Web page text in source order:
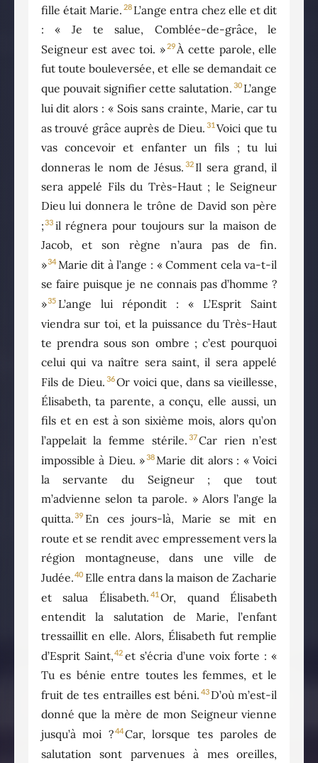
fille était Marie. 28 L’ange entra chez elle et dit
: « Je te salue, Comblée-de-grâce, le
Seigneur est avec toi. »29À cette parole, elle
fut toute bouleversée, et elle se demandait ce
que pouvait signifier cette salutation. 30 L’ange
lui dit alors : « Sois sans crainte, Marie, car tu
as trouvé grâce auprès de Dieu. 31 Voici que tu
vas concevoir et enfanter un fils ; tu lui
donneras le nom de Jésus. 32 Il sera grand, il
sera appelé Fils du Très-Haut ; le Seigneur
Dieu lui donnera le trône de David son père
;33 il régnera pour toujours sur la maison de
Jacob, et son règne n’aura pas de fin.
»34 Marie dit à l’ange : « Comment cela va-t-il
se faire puisque je ne connais pas d’homme ?
»35 L’ange lui répondit : « L’Esprit Saint
viendra sur toi, et la puissance du Très-Haut
te prendra sous son ombre ; c’est pourquoi
celui qui va naître sera saint, il sera appelé
Fils de Dieu. 36Or voici que, dans sa vieillesse,
Élisabeth, ta parente, a conçu, elle aussi, un
fils et en est à son sixième mois, alors qu’on
l’appelait la femme stérile. 37Car rien n’est
impossible à Dieu. »38Marie dit alors : « Voici
la servante du Seigneur ; que tout
m’advienne selon ta parole. » Alors l’ange la
quitta.39 En ces jours-là, Marie se mit en
route et se rendit avec empressement vers la
région montagneuse, dans une ville de
Judée.40 Elle entra dans la maison de Zacharie
et salua Élisabeth. 41 Or, quand Élisabeth
entendit la salutation de Marie, l’enfant
tressaillit en elle. Alors, Élisabeth fut remplie
d’Esprit Saint,42 et s’écria d’une voix forte : «
Tu es bénie entre toutes les femmes, et le
fruit de tes entrailles est béni. 43 D’où m’est-il
donné que la mère de mon Seigneur vienne
jusqu’à moi ?44Car, lorsque tes paroles de
salutation sont parvenues à mes oreilles,